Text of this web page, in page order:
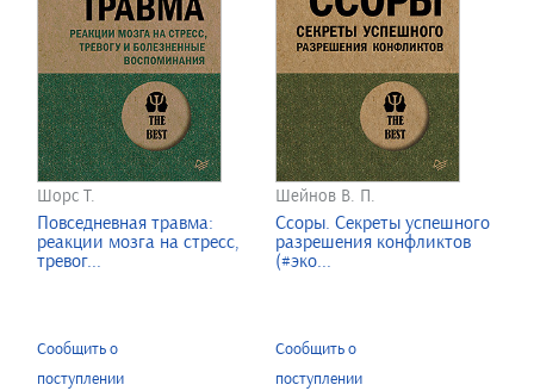
Шорс Т.
Повседневная травма:
реакции мозга на стресс,
тревог...
Сообщить о
поступлении
Шейнов В. П.
Ссоры. Секреты успешного
разрешения конфликтов
(#эко...
Сообщить о
поступлении